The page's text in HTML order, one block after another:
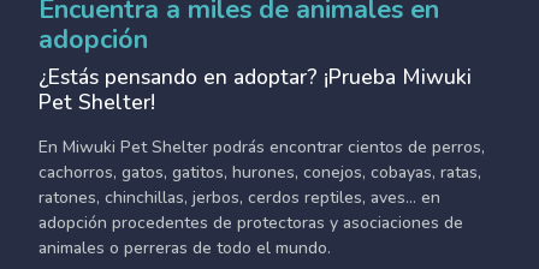
Encuentra a miles de animales en
adopción
¿Estás pensando en adoptar? ¡Prueba Miwuki
Pet Shelter!
En Miwuki Pet Shelter podrás encontrar cientos de perros,
cachorros, gatos, gatitos, hurones, conejos, cobayas, ratas,
ratones, chinchillas, jerbos, cerdos reptiles, aves... en
adopción procedentes de protectoras y asociaciones de
animales o perreras de todo el mundo.